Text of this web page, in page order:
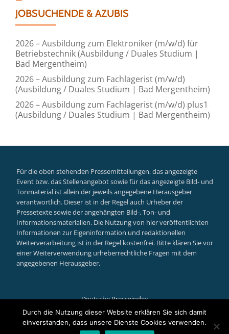
JOBSUCHENDE & AZUBIS
2026 – Ausbildung zum Elektroniker (m/w/d) für
Betriebstechnik (Ausbildung / Duales Studium |
Bad Mergentheim)
2026 – Ausbildung zum Fachlagerist (m/w/d)
(Ausbildung / Duales Studium | Bad Mergentheim)
2026 – Ausbildung zum Fachlagerist (m/w/d) plus1
(Ausbildung / Duales Studium | Bad Mergentheim)
Für die oben stehenden Pressemitteilungen, das angezeigte
Event bzw. das Stellenangebot sowie für das angezeigte Bild- und
Tonmaterial ist allein der jeweils angegebene Herausgeber
verantwortlich. Dieser ist in der Regel auch Urheber der
Pressetexte sowie der angehängten Bild-, Ton- und
Informationsmaterialien. Die Nutzung von hier veröffentlichten
Informationen zur Eigeninformation und redaktionellen
Weiterverarbeitung ist in der Regel kostenfrei. Bitte klären Sie vor
einer Weiterverwendung urheberrechtliche Fragen mit dem
angegebenen Herausgeber.
Deutsche Presseindex
Secondary
Llorix One Litepowered by WordPress
Durch die Nutzung dieser Website erklären Sie sich damit
einverstanden, dass unsere Dienste Cookies verwenden.